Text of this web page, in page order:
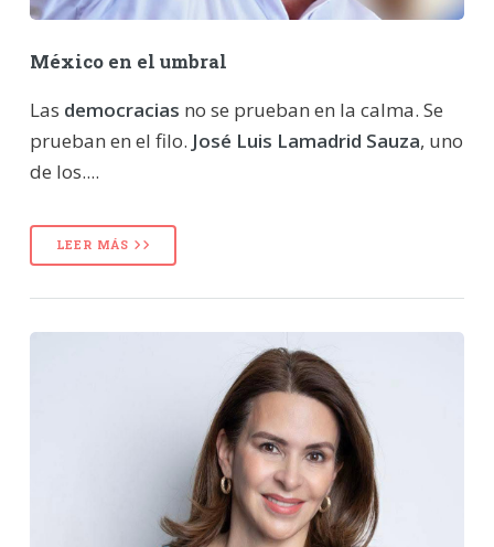
México en el umbral
Las democracias no se prueban en la calma. Se
prueban en el filo. José Luis Lamadrid Sauza, uno
de los....
LEER MÁS